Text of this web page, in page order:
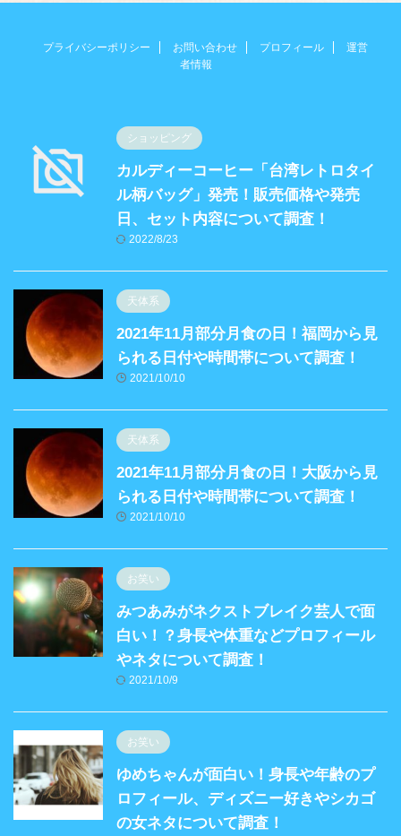
プライバシーポリシー お問い合わせ プロフィール
運営
者情報
ショッピング
カルディーコーヒー「台湾レトロタイ
ル柄バッグ」発売！販売価格や発売
日、セット内容について調査！
2022/8/23
天体系
2021年11月部分月食の日！福岡から見
られる日付や時間帯について調査！
2021/10/10
天体系
2021年11月部分月食の日！大阪から見
られる日付や時間帯について調査！
2021/10/10
お笑い
みつあみがネクストブレイク芸人で面
白い！？身長や体重などプロフィール
やネタについて調査！
2021/10/9
お笑い
ゆめちゃんが面白い！身長や年齢のプ
ロフィール、ディズニー好きやシカゴ
の女ネタについて調査！